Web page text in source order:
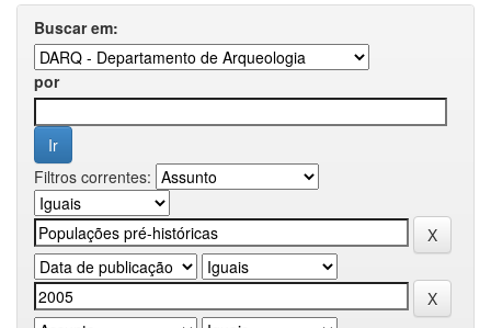
Buscar em:
por
Filtros correntes: